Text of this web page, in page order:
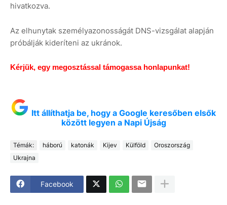
hivatkozva.
Az elhunytak személyazonosságát DNS-vizsgálat alapján
próbálják kideríteni az ukránok.
Kérjük, egy megosztással támogassa honlapunkat!
Itt állíthatja be, hogy a Google keresőben elsők
között legyen a Napi Újság
Témák: háború katonák Kijev Külföld
Oroszország
Ukrajna
Facebook